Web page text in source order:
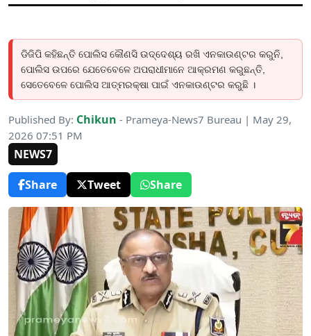
ଡିଜିପି କହିଛନ୍ତି ପୋଲିସ କୌଣସି ଉଦ୍ଦେଶ୍ୟ ରଖି ଏନକାଉଣ୍ଟର କରୁନି,
ପୋଲିସ ଉପରେ ଯେତେବେଳେ ଅପରାଧୀମାନେ ଆକ୍ରମଣ କରୁଛନ୍ତି,
ସେତେବେଳେ ପୋଲିସ ଆତ୍ମରକ୍ଷା ପାଇଁ ଏନକାଉଣ୍ଟର କରୁଛି ।
Published By: Chikun - Prameya-News7 Bureau | May 29,
2026 07:51 PM
NEWS7
Share
Tweet Share